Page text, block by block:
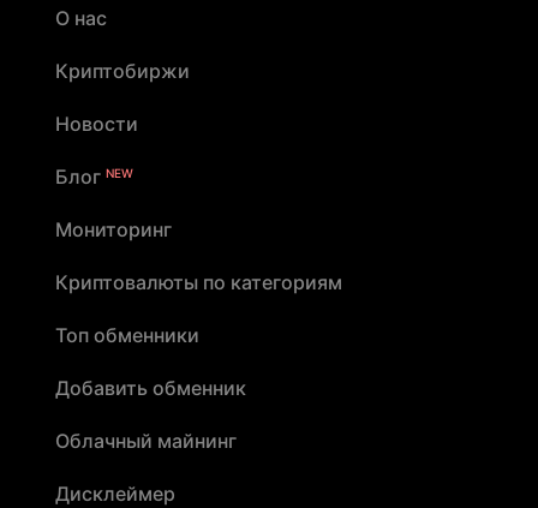
О нас
Криптобиржи
Новости
Блог NEW
Мониторинг
Криптовалюты по категориям
Топ обменники
Добавить обменник
Облачный майнинг
Дисклеймер